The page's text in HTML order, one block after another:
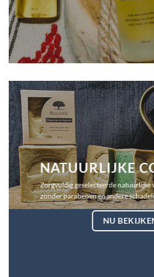
NATUURLIJKE
Zorgvuldig geselecteerde
zonder parabenen en andere
NU